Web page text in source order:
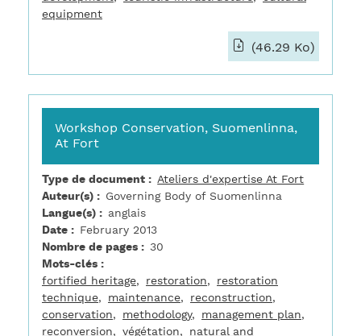
equipment
(46.29 Ko)
Workshop Conservation, Suomenlinna,
At Fort
Type de document
Ateliers d'expertise At Fort
Auteur(s)
Governing Body of Suomenlinna
Langue(s)
anglais
Date
February 2013
Nombre de pages
30
Mots-clés
fortified heritage
restoration
restoration
technique
maintenance
reconstruction
conservation
methodology
management plan
reconversion
végétation
natural and